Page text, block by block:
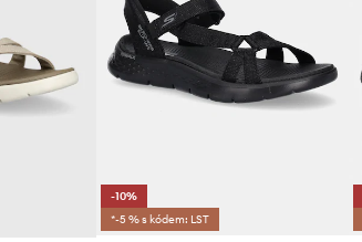
-10%
*-5 % s kódem: LST